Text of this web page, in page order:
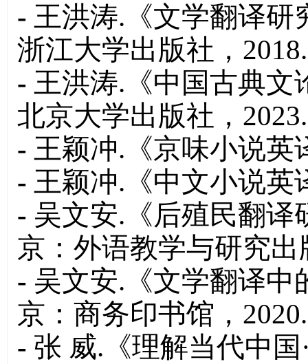
- 王洪涛.《文学翻译研
浙江大学出版社，2018.
- 王洪涛.《中国古典文
北京大学出版社，2023.
- 王颖冲.《京味小说英
- 王颖冲.《中文小说英
- 吴文安.《后殖民翻译
京：外语教学与研究出
- 吴文安.《文学翻译中
京：商务印书馆，2020.
- 张 威.《理解当代中